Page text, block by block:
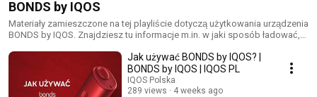
BONDS by IQOS
Materiały zamieszczone na tej playliście dotyczą użytkowania urządzenia
BONDS by IQOS. Znajdziesz tu informacje m.in. w jaki sposób ładować,
Jak używać BONDS by IQOS? |
BONDS by IQOS | IQOS PL
IQOS Polska
289 views
4 weeks ago